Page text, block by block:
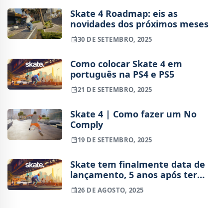
Skate 4 Roadmap: eis as
novidades dos próximos meses
30 DE SETEMBRO, 2025
Como colocar Skate 4 em
português na PS4 e PS5
21 DE SETEMBRO, 2025
Skate 4 | Como fazer um No
Comply
19 DE SETEMBRO, 2025
Skate tem finalmente data de
lançamento, 5 anos após ter
sido revelado
26 DE AGOSTO, 2025